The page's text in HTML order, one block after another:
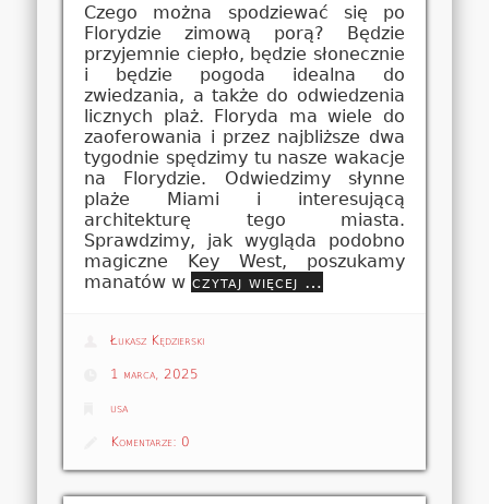
Czego można spodziewać się po
Florydzie zimową porą? Będzie
przyjemnie ciepło, będzie słonecznie
i będzie pogoda idealna do
zwiedzania, a także do odwiedzenia
licznych plaż. Floryda ma wiele do
zaoferowania i przez najbliższe dwa
tygodnie spędzimy tu nasze wakacje
na Florydzie. Odwiedzimy słynne
plaże Miami i interesującą
architekturę tego miasta.
Sprawdzimy, jak wygląda podobno
magiczne Key West, poszukamy
manatów w czytaj więcej …
Łukasz Kędzierski
1 marca, 2025
usa
Komentarze: 0